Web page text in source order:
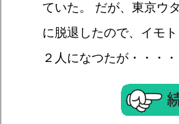
ていた。 だが、東京ウ
に脱退したので、イモ
２人になつたが・・・・